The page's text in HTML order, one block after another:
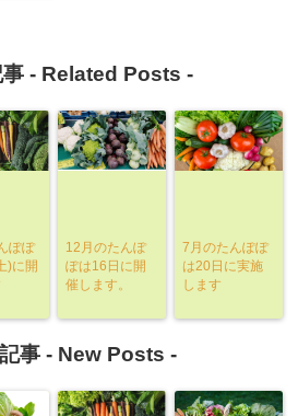
- Related Posts -
ぽぽ
)に開
12月のたんぽ
ぽは16日に開
催します。
7月のたんぽぽ
は20日に実施
します
事 - New Posts -